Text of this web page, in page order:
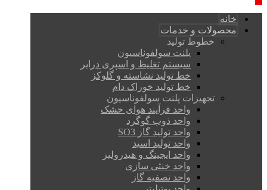
خانه
محصولات و خدمات
خطوط تولید
پلنت سولفوناسیون
سیستم تغلیظ و اسپری درایر
خط تولید نشاسته و گلوکز
خط تولید خوراک دام
تجهیزات پلنت سولفوناسیون
واحد فرآیند هوای خشک
واحد ذوب گوگرد
واحد تولید گاز SO3
واحد تولید اسید
واحد ایجینگ و هیدرولیز
واحد خنثی سازی
واحد تصفیه گاز